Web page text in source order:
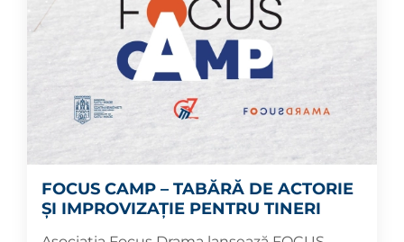
FOCUS CAMP – TABĂRĂ DE ACTORIE
ȘI IMPROVIZAȚIE PENTRU TINERI